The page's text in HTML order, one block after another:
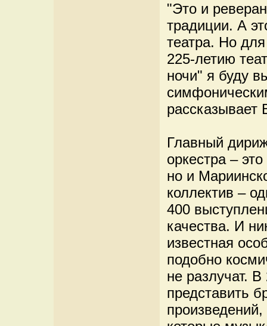
"Это и
традиции. А
театра. Но
225-летию
ночи" я буду
рассказывает
Главный
оркестра –
но и
коллектив –
400
качества. И
известная
подобно
не разлучат.
представить